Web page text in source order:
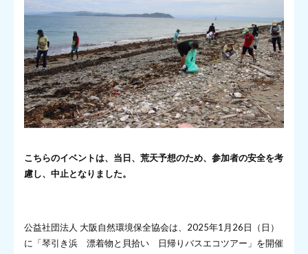
こちらのイベントは、当日、荒天予想のため、参加者の安全を考
慮し、中止となりました。
公益社団法人 大阪自然環境保全協会は、2025年1月26日（日）
に「琴引き浜 漂着物と貝拾い 日帰りバスエコツアー」を開催